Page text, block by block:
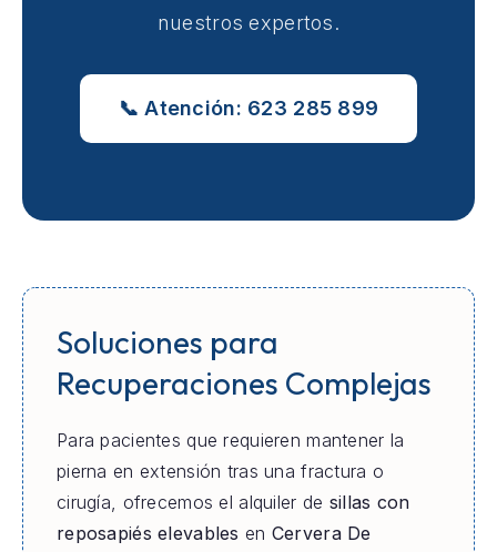
nuestros expertos.
📞 Atención: 623 285 899
Soluciones para
Recuperaciones Complejas
Para pacientes que requieren mantener la
pierna en extensión tras una fractura o
cirugía, ofrecemos el alquiler de sillas con
reposapiés elevables en Cervera De